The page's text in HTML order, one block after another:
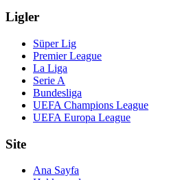
Ligler
Süper Lig
Premier League
La Liga
Serie A
Bundesliga
UEFA Champions League
UEFA Europa League
Site
Ana Sayfa